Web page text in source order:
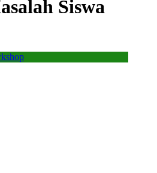
Siswa